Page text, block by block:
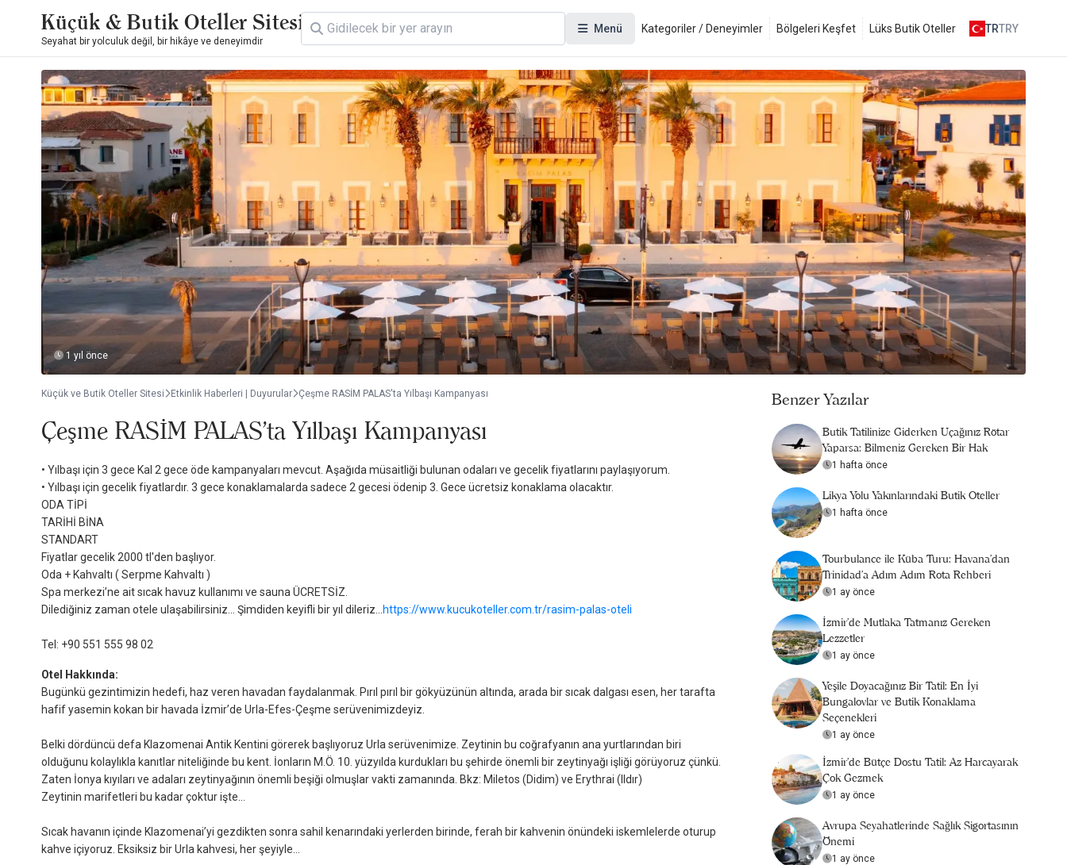
Küçük & Butik Oteller Sitesi
Seyahat bir yolculuk değil, bir hikâye ve deneyimdir
Menü Kategoriler / Deneyimler Bölgeleri Keşfet Lüks Butik Oteller TRTRY
1 yıl önce
Küçük ve Butik Oteller Sitesi Etkinlik Haberleri | Duyurular Çeşme RASİM PALAS'ta Yılbaşı Kampanyası
Çeşme RASİM PALAS'ta Yılbaşı Kampanyası
• Yılbaşı için 3 gece Kal 2 gece öde kampanyaları mevcut. Aşağıda müsaitliği bulunan odaları ve gecelik fiyatlarını paylaşıyorum.
• Yılbaşı için gecelik fiyatlardır. 3 gece konaklamalarda sadece 2 gecesi ödenip 3. Gece ücretsiz konaklama olacaktır.
ODA TİPİ
TARİHİ BİNA
STANDART
Fiyatlar gecelik 2000 tl'den başlıyor.
Oda + Kahvaltı ( Serpme Kahvaltı )
Spa merkezi’ne ait sıcak havuz kullanımı ve sauna ÜCRETSİZ.
Dilediğiniz zaman otele ulaşabilirsiniz... Şimdiden keyifli bir yıl dileriz...
https://www.kucukoteller.com.tr/rasim-palas-oteli
Tel: +90 551 555 98 02
Otel Hakkında:
Bugünkü gezintimizin hedefi, haz veren havadan faydalanmak. Pırıl pırıl bir gökyüzünün altında, arada bir sıcak dalgası esen, her tarafta
hafif yasemin kokan bir havada İzmir’de Urla-Efes-Çeşme serüvenimizdeyiz.
Belki dördüncü defa Klazomenai Antik Kentini görerek başlıyoruz Urla serüvenimize. Zeytinin bu coğrafyanın ana yurtlarından biri
olduğunu kolaylıkla kanıtlar niteliğinde bu kent. İonların M.Ö. 10. yüzyılda kurdukları bu şehirde önemli bir zeytinyağı işliği görüyoruz çünkü.
Zaten İonya kıyıları ve adaları zeytinyağının önemli beşiği olmuşlar vakti zamanında. Bkz: Miletos (Didim) ve Erythrai (Ildır)
Zeytinin marifetleri bu kadar çoktur işte…
Sıcak havanın içinde Klazomenai’yi gezdikten sonra sahil kenarındaki yerlerden birinde, ferah bir kahvenin önündeki iskemlelerde oturup
kahve içiyoruz. Eksiksiz bir Urla kahvesi, her şeyiyle…
Benzer Yazılar
Butik Tatilinize Giderken Uçağınız Rötar
Yaparsa: Bilmeniz Gereken Bir Hak
1 hafta önce
Likya Yolu Yakınlarındaki Butik Oteller
1 hafta önce
Tourbulance ile Küba Turu: Havana'dan
Trinidad'a Adım Adım Rota Rehberi
1 ay önce
İzmir'de Mutlaka Tatmanız Gereken
Lezzetler
1 ay önce
Yeşile Doyacağınız Bir Tatil: En İyi
Bungalovlar ve Butik Konaklama
Seçenekleri
1 ay önce
İzmir'de Bütçe Dostu Tatil: Az Harcayarak
Çok Gezmek
1 ay önce
Avrupa Seyahatlerinde Sağlık Sigortasının
Önemi
1 ay önce